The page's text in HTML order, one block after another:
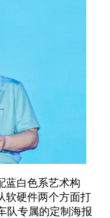
蓝白色系艺术构
软硬件两个方面打
队专属的定制海报